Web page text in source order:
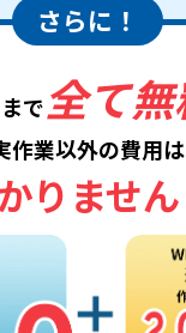
さらに！
で全て無
作業以外の費用は
りません